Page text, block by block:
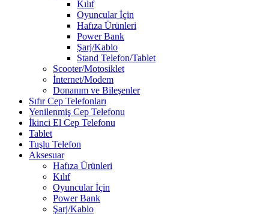
Kılıf
Oyuncular İçin
Hafıza Ürünleri
Power Bank
Şarj/Kablo
Stand Telefon/Tablet
Scooter/Motosiklet
İnternet/Modem
Donanım ve Bileşenler
Sıfır Cep Telefonları
Yenilenmiş Cep Telefonu
İkinci El Cep Telefonu
Tablet
Tuşlu Telefon
Aksesuar
Hafıza Ürünleri
Kılıf
Oyuncular İçin
Power Bank
Şarj/Kablo